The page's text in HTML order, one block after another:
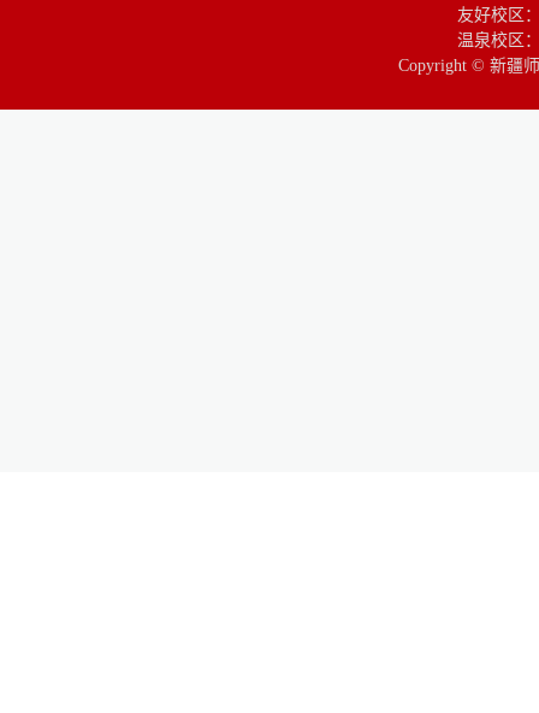
友好校区
温泉校区
Copyright © 新疆